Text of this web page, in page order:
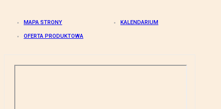
MAPA STRONY KALENDARIUM
OFERTA PRODUKTOWA